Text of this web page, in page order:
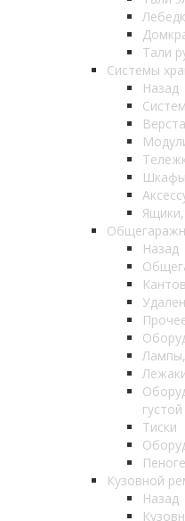
Тали
Системы
Назад
Шкафы
Назад
Тиски
Кузовной
Назад